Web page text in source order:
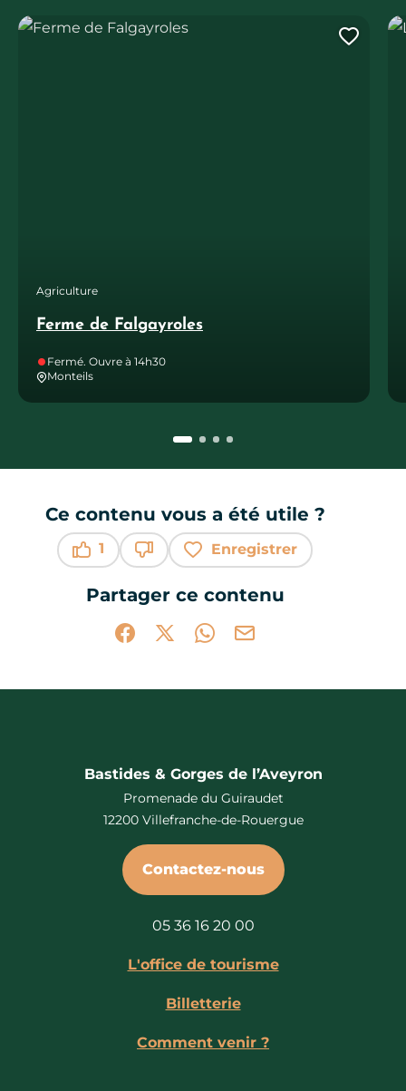
Ferme de Falgayroles
Agriculture
Fermé. Ouvre à 14h30
Monteils
Ferme de Falgayroles La
Ce contenu vous a été utile ?
1
Enregistrer
Partager ce contenu
Partager sur Facebook (nouvelle
Partager sur X / Twitter (nouvelle
Partager sur WhatsApp
Partager par mail
Bastides & Gorges de l’Aveyron
Promenade du Guiraudet
12200 Villefranche-de-Rouergue
Contactez-nous
05 36 16 20 00
L'office de tourisme
Billetterie
Comment venir ?